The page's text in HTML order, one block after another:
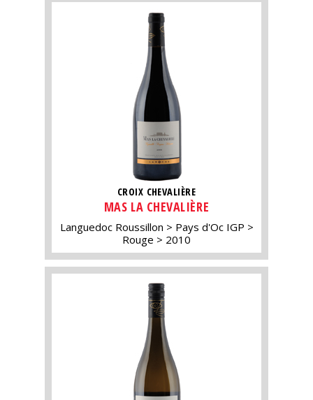
CROIX CHEVALIÈRE
MAS LA CHEVALIÈRE
Languedoc Roussillon
Pays d'Oc IGP
Rouge
2010